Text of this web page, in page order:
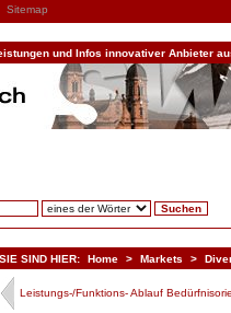
Sitemap
und Infos innovativer Anbieter
SIE SIND HIER: Home > Markets >
Leistungs-/Funktions- Ablauf